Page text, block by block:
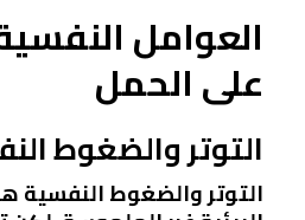
العوامل
على الحمل
التوتر والضغوط
التوتر والضغوط النفسية